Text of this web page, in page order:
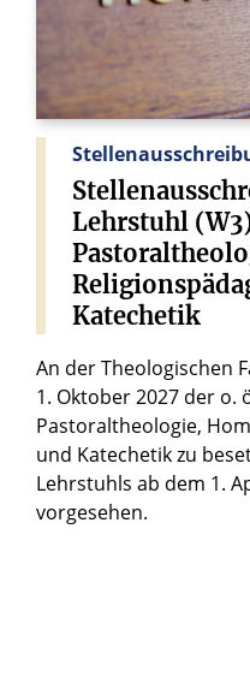
Lehrstuhl
Katechetik
An der Theologischen
1. Oktober 2027 der o.
Pastoraltheologie,
und Katechetik zu
Lehrstuhls ab dem 1.
vorgesehen.